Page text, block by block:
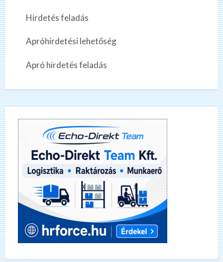
Hirdetés feladás
Apróhirdetési lehetőség
Apró hirdetés feladás